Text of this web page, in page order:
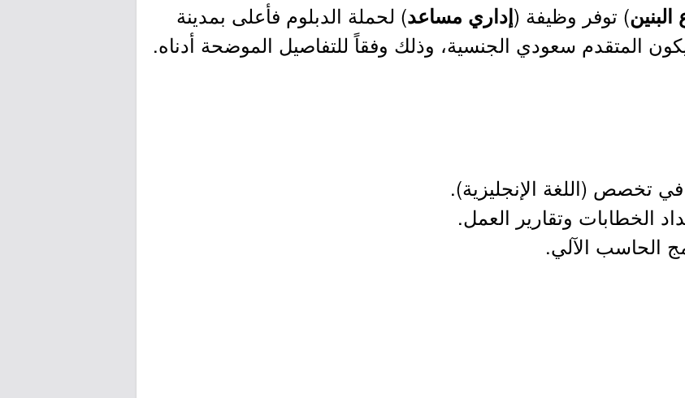
) توفر وظيفة (إداري مساعد) لحملة الدبلوم فأعلى بمدينة
المتقدم سعودي الجنسية، وذلك وفقاً للتفاصيل الموضحة أدناه.